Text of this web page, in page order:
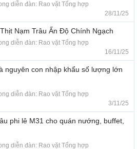
diễn đàn: Rao vặt Tổng hợp
28/11/25
Nạm Trâu Ấn Độ Chính Ngạch
diễn đàn: Rao vặt Tổng hợp
16/11/25
nguyên con nhập khẩu số lượng lớn
diễn đàn: Rao vặt Tổng hợp
3/11/25
phi lê M31 cho quán nướng, buffet,
diễn đàn: Rao vặt Tổng hợp